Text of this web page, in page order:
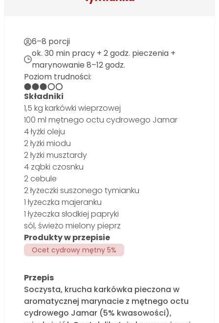
6–8 porcji
ok. 30 min pracy + 2 godz. pieczenia +
marynowanie 8–12 godz.
Poziom trudności:
Składniki
1,5 kg karkówki wieprzowej
100 ml mętnego octu cydrowego Jamar
4 łyżki oleju
2 łyżki miodu
2 łyżki musztardy
4 ząbki czosnku
2 cebule
2 łyżeczki suszonego tymianku
1 łyżeczka majeranku
1 łyżeczka słodkiej papryki
sól, świeżo mielony pieprz
Produkty w przepisie
Ocet cydrowy mętny 5%
Przepis
Soczysta, krucha karkówka pieczona w
aromatycznej marynacie z mętnego octu
cydrowego Jamar (5% kwasowości),